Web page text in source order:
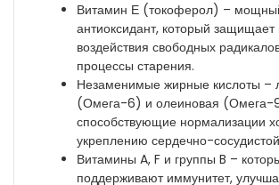
Витамин Е (токоферол) –
антиоксидант, который защищает
воздействия свободных
процессы старения.
Незаменимые жирные кислоты –
(Омега-6) и олеиновая (Омега-
способствующие нормализации
укреплению сердечно-
Витамины A, F и группы B –
поддерживают иммунитет,